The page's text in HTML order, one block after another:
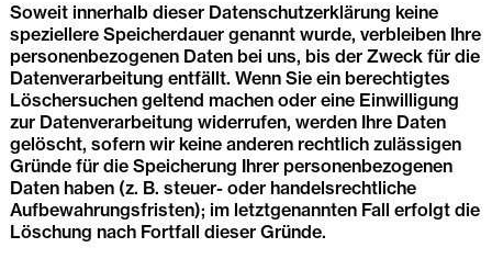
Soweit innerhalb dieser Datenschutzerklärung keine
speziellere Speicherdauer genannt wurde, verbleiben Ihre
personenbezogenen Daten bei uns, bis der Zweck für die
Datenverarbeitung entfällt. Wenn Sie ein berechtigtes
Löschersuchen geltend machen oder eine Einwilligung
zur Datenverarbeitung widerrufen, werden Ihre Daten
gelöscht, sofern wir keine anderen rechtlich zulässigen
Gründe für die Speicherung Ihrer personenbezogenen
Daten haben (z. B. steuer- oder handelsrechtliche
Aufbewahrungsfristen); im letztgenannten Fall erfolgt die
Löschung nach Fortfall dieser Gründe.